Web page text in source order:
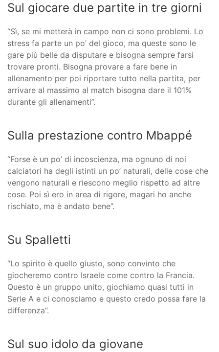
Sul giocare due partite in tre giorni
“Sì, se mi metterà in campo non ci sono problemi. Lo
stress fa parte un po’ del gioco, ma queste sono le
gare più belle da disputare e bisogna sempre farsi
trovare pronti. Bisogna provare a fare bene in
allenamento per poi riportare tutto nella partita, per
arrivare al massimo al match bisogna dare il 101%
durante gli allenamenti”.
Sulla prestazione contro Mbappé
“Forse è un po’ di incoscienza, ma ognuno di noi
calciatori ha degli istinti un po’ naturali, delle cose che
vengono naturali e riescono meglio rispetto ad altre
cose. Poi sì ero in area di rigore, magari ho anche
rischiato, ma è andato bene”.
Su Spalletti
“Lo spirito è quello giusto, sono convinto che
giocheremo contro Israele come contro la Francia.
Questo è un gruppo unito, giochiamo quasi tutti in
Serie A e ci conosciamo e questo credo possa fare la
differenza”.
Sul suo idolo da giovane